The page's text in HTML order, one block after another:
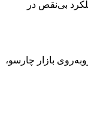
بی‌نقص در
بازار چارسو،